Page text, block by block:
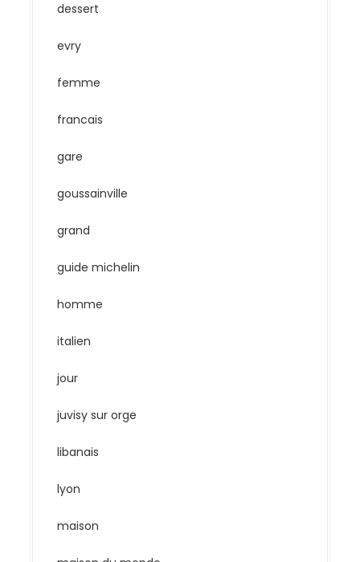
dessert
evry
femme
francais
gare
goussainville
grand
guide michelin
homme
italien
jour
juvisy sur orge
libanais
lyon
maison